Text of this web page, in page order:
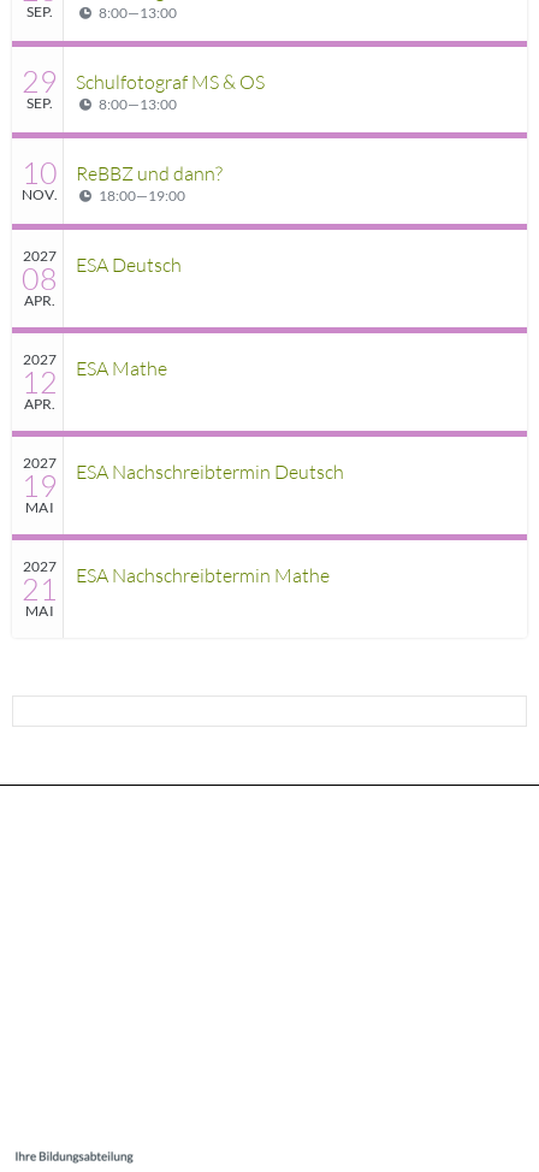
SEP. 8:00—13:00
29
SEP.
Schulfotograf MS & OS
8:00—13:00
10
NOV.
ReBBZ und dann?
18:00—19:00
2027
08
APR.
ESA Deutsch
2027
12
APR.
ESA Mathe
2027
19
MAI
ESA Nachschreibtermin Deutsch
2027
21
MAI
ESA Nachschreibtermin Mathe